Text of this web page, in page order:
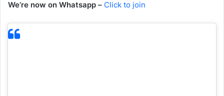
We’re now on Whatsapp – Click to join